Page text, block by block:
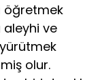
öğretmek
aleyhi ve
olur.